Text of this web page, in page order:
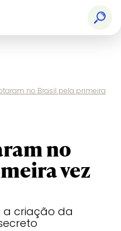
no Brasil pela primeira
no
vez
a criação da